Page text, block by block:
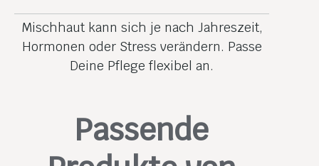
Gesichtsmasken lassen sich
wunderbar zonenweise anwenden.
Nutze eine klärende Maske für die T-
Wangen.
Mischhaut kann sich je nach Jahreszeit,
Hormonen oder Stress verändern. Passe
Deine Pflege flexibel an.
Passende